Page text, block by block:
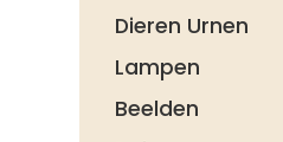
Dieren Urnen
Lampen
Beelden